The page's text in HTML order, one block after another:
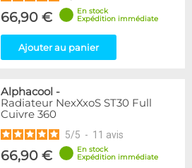
66,90 €
En stock
Expédition immédiate
Ajouter au panier
Alphacool -
Radiateur NexXxoS ST30 Full
Cuivre 360
5/5 - 11 avis
66,90 €
En stock
Expédition immédiate